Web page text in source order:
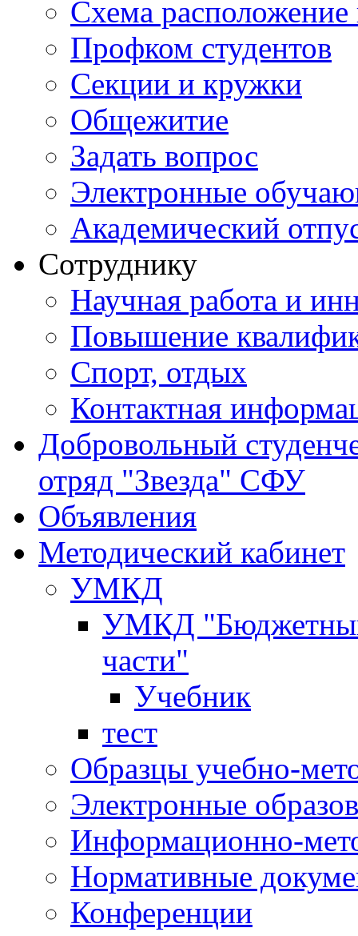
Схема расположение
Профком студентов
Секции и кружки
Общежитие
Задать вопрос
Электронные
Академический
Сотруднику
Научная работа и
Повышение
Спорт, отдых
Контактная
Добровольный
отряд "Звезда" СФУ
Объявления
Методический кабинет
УМКД
УМКД "Бюджетный
части"
Учебник
тест
Образцы учебно-
Электронные
Информационно-
Нормативные
Конференции